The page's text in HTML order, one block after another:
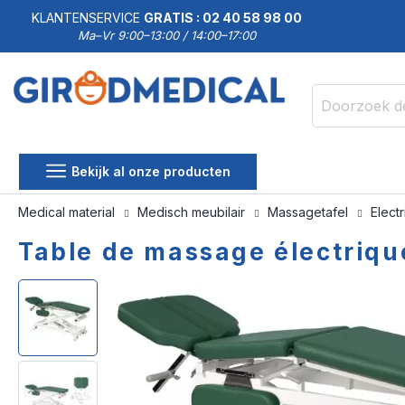
KLANTENSERVICE GRATIS : 02 40 58 98 00
Ma–Vr 9:00–13:00 / 14:00–17:00
Bekijk al onze producten
Medical material Medisch meubilair Massagetafel
Table de massage
Ga
naar
het
van
afbeeldingen-
Ga
naar
het
van
afbeeldingen-